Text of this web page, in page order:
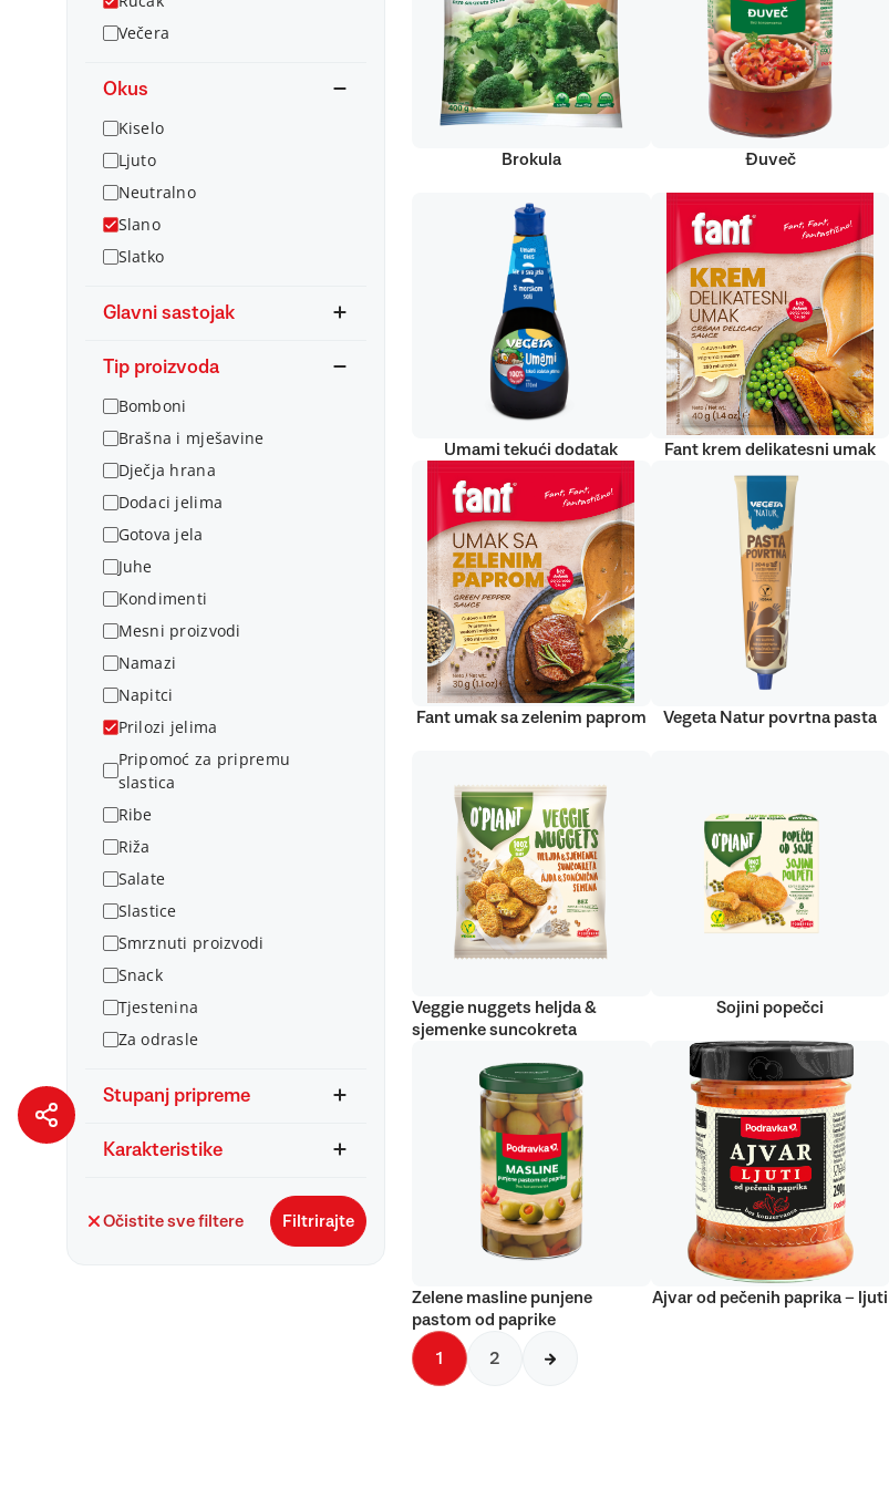
Večera
Okus
Kiselo
Ljuto
Neutralno
Slano
Slatko
Glavni sastojak
Tip proizvoda
Bomboni
Brašna i mješavine
Dječja hrana
Dodaci jelima
Gotova jela
Juhe
Kondimenti
Mesni proizvodi
Namazi
Napitci
Prilozi jelima
Pripomoć za pripremu
slastica
Ribe
Riža
Salate
Slastice
Smrznuti proizvodi
Snack
Tjestenina
Za odrasle
Stupanj pripreme
Karakteristike
Očistite sve filtere Filtrirajte
Brokula Đuveč
Umami tekući dodatak Fant krem delikatesni umak
Fant umak sa zelenim paprom Vegeta Natur povrtna pasta
Veggie nuggets heljda &
sjemenke suncokreta
Sojini popečci
Zelene masline punjene
pastom od paprike
Ajvar od pečenih paprika – ljuti
1 2